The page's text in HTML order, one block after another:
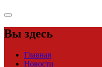
Вы здесь
Главная
Новости